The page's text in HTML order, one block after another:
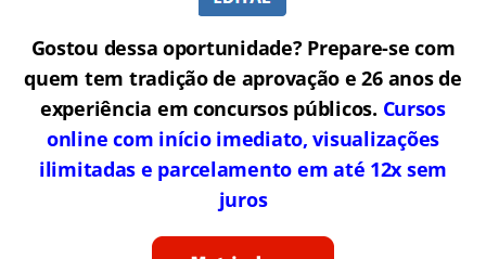
Gostou dessa oportunidade? Prepare-se com
quem tem tradição de aprovação e 26 anos de
experiência em concursos públicos. Cursos
online com início imediato, visualizações
ilimitadas e parcelamento em até 12x sem
juros